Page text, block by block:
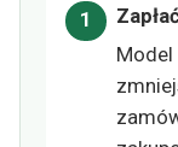
Model